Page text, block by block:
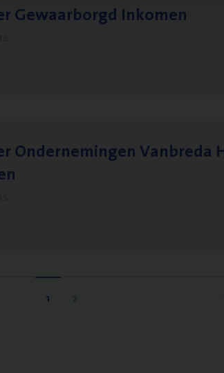
Gewaar­borgd Inkomen
Onder­ne­min­gen Van­b­re­da
1 2